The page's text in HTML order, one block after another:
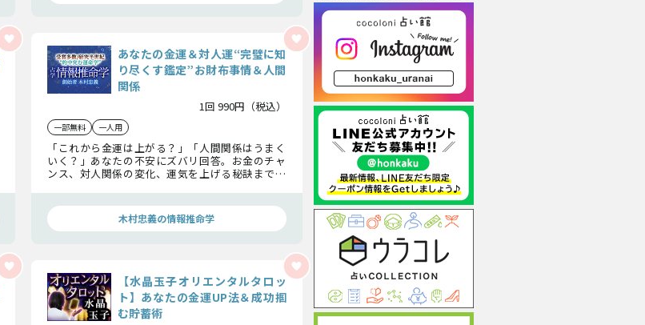
あなたの金運＆対人運“完璧に知
り尽くす鑑定”お財布事情＆人間
関係
1回 990円（税込）
一部無料 一人用
「これから金運は上がる？」「人間関係はうまく
いく？」あなたの不安にズバリ回答。お金のチャ
ンス、対人関係の変化、運気を上げる秘訣まで徹
木村忠義の情報推命学
【水晶玉子オリエンタルタロッ
ト】あなたの金運UP法＆成功掴
む貯蓄術